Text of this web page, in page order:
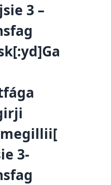
3 –
3-